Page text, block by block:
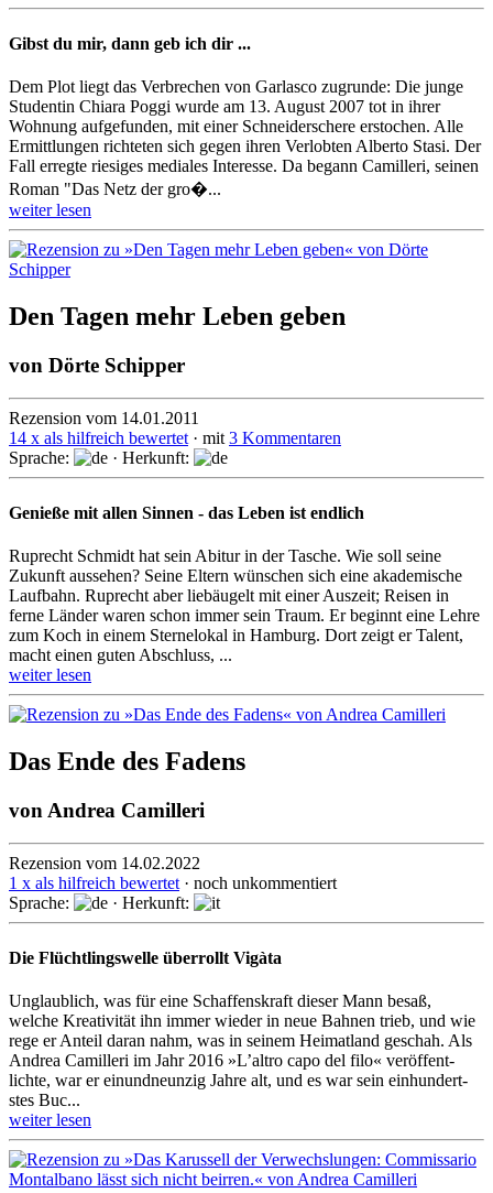
Gibst du mir, dann geb ich dir ...
Dem Plot liegt das Verbrechen von Garlasco zugrunde: Die junge
Studentin Chiara Poggi wurde am 13. August 2007 tot in ihrer
Wohnung aufgefunden, mit einer Schneiderschere erstochen. Alle
Ermittlungen richteten sich gegen ihren Verlobten Alberto Stasi. Der
Fall erregte riesiges mediales Interesse. Da begann Camilleri, seinen
Roman "Das Netz der gro�...
weiter lesen
Den Tagen mehr Leben geben
von Dörte Schipper
Rezension vom 14.01.2011
14 x als hilfreich bewertet · mit 3 Kommentaren
Sprache:
· Herkunft:
Genieße mit allen Sinnen - das Leben ist endlich
Ruprecht Schmidt hat sein Abitur in der Tasche. Wie soll seine
Zukunft aussehen? Seine Eltern wünschen sich eine akademische
Laufbahn. Ruprecht aber liebäugelt mit einer Auszeit; Reisen in
ferne Länder waren schon immer sein Traum. Er beginnt eine Lehre
zum Koch in einem Sternelokal in Hamburg. Dort zeigt er Talent,
macht einen guten Abschluss, ...
weiter lesen
Das Ende des Fadens
von Andrea Camilleri
Rezension vom 14.02.2022
1 x als hilfreich bewertet · noch unkommentiert
Sprache:
· Herkunft:
Die Flüchtlingswelle überrollt Vigàta
Unglaublich, was für eine Schaffenskraft dieser Mann besaß,
welche Kreati­vität ihn immer wieder in neue Bahnen trieb, und wie
rege er Anteil daran nahm, was in seinem Heimat­land geschah. Als
Andrea Camil­leri im Jahr 2016 »L’altro capo del filo« veröffent­
lichte, war er einund­neunzig Jahre alt, und es war sein ein­hundert­
stes Buc...
weiter lesen